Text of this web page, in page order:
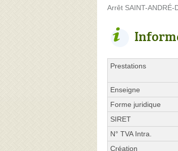
Arrêt SAINT-
Prestations
Enseigne
Forme juridique
SIRET
N° TVA Intra.
Création